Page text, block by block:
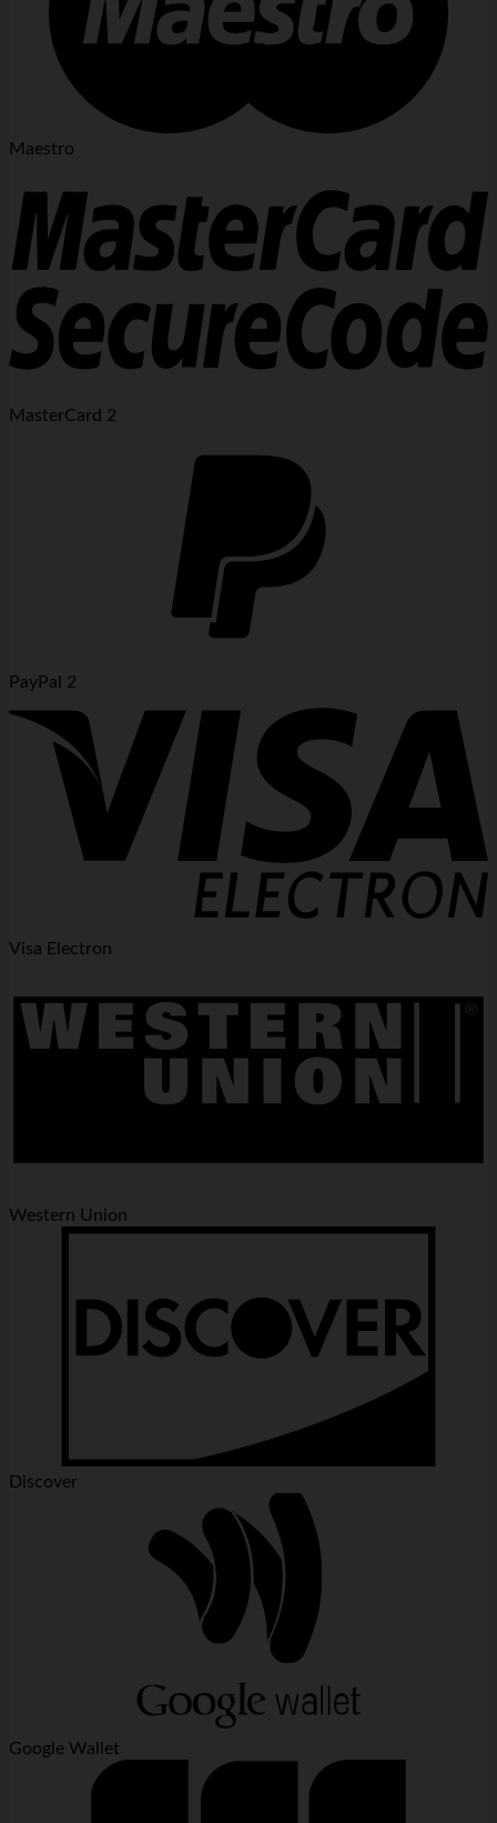
Maestro
MasterCard 2
PayPal 2
Visa Electron
Western Union
Discover
Google Wallet